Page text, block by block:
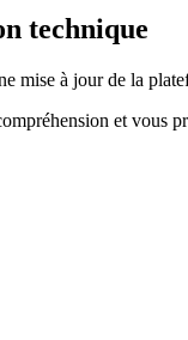
technique
mise à jour de la
et vous